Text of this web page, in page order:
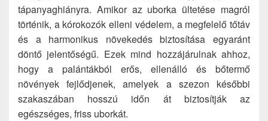
tápanyaghiányra. Amikor az uborka ültetése magról
történik, a kórokozók elleni védelem, a megfelelő tőtáv
és a harmonikus növekedés biztosítása egyaránt
döntő jelentőségű. Ezek mind hozzájárulnak ahhoz,
hogy a palántákból erős, ellenálló és bőtermő
növények fejlődjenek, amelyek a szezon későbbi
szakaszában hosszú időn át biztosítják az
egészséges, friss uborkát.